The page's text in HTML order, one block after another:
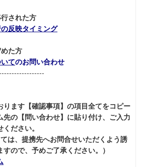
された方
反映タイミング
た方
てのお問い合わせ
ります【確認事項】の項目全てをコピー
先の【問い合わせ】に貼り付け、ご入力
ださい。
は、提携先へお問合せいただくよう誘
ので、予めご了承ください。）